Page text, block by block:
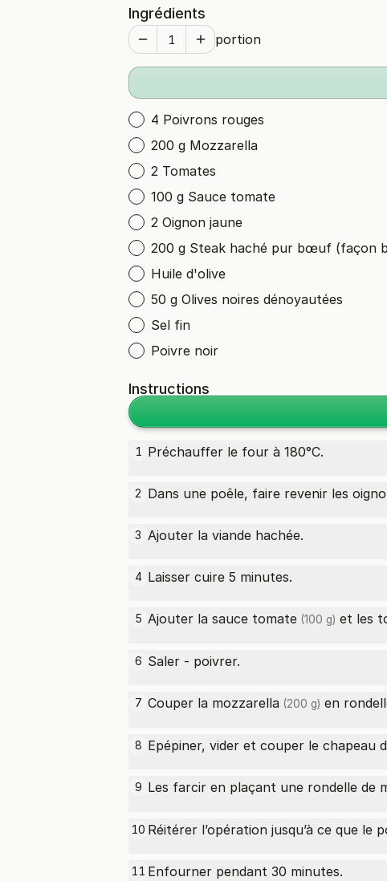
Ingrédients
portion
4 Poivrons rouges
200 g Mozzarella
2 Tomates
100 g Sauce tomate
2 Oignon jaune
200 g Steak haché pur bœuf (façon
Huile d'olive
50 g Olives noires dénoyautées
Sel fin
Poivre noir
Instructions
1 Préchauffer le four à 180°C.
2 Dans une poêle, faire revenir les
3 Ajouter la viande hachée.
4 Laisser cuire 5 minutes.
5 Ajouter la sauce tomate (100 g) et les
6 Saler - poivrer.
7 Couper la mozzarella (200 g) en
8 Epépiner, vider et couper le chapeau
9 Les farcir en plaçant une rondelle de
10 Réitérer l’opération jusqu’à ce que le
11 Enfourner pendant 30 minutes.